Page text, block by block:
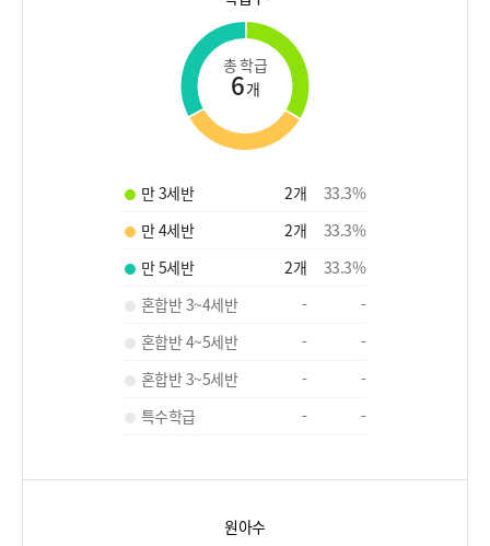
총 학급
6개
만 3세반 2개 33.3%
만 4세반
2개 33.3%
만 5세반
2개 33.3%
혼합반 3~4세반
-
-
혼합반 4~5세반
-
-
혼합반 3~5세반
-
-
특수학급
- -
원아수